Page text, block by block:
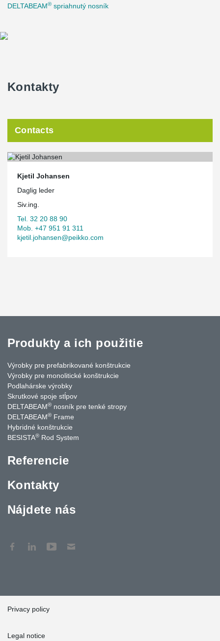
DELTABEAM® spriahnutý nosník
Kontakty
Contacts
Kjetil Johansen
Daglig leder
Siv.ing.
Tel. 32 20 88 90
Mob. +47 951 91 311
kjetil.johansen@peikko.com
Produkty a ich použitie
Výrobky pre prefabrikované konštrukcie
Výrobky pre monolitické konštrukcie
Podlahárske výrobky
Skrutkové spoje stĺpov
DELTABEAM® nosník pre tenké stropy
DELTABEAM® Frame
Hybridné konštrukcie
BESISTA® Rod System
Referencie
Kontakty
Nájdete nás
Privacy policy
Legal notice